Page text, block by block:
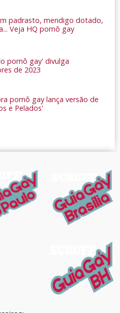
padrasto, mendigo dotado,
Veja HQ pornô gay
pornô gay' divulga
de 2023
pornô gay lança versão de
e Pelados'